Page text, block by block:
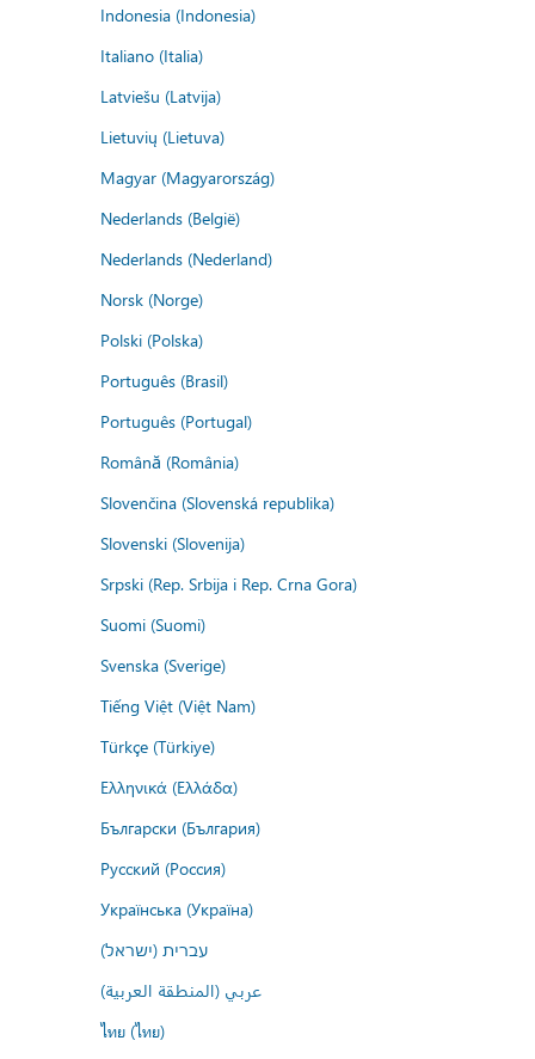
Indonesia (Indonesia)
Italiano (Italia)
Latviešu (Latvija)
Lietuvių (Lietuva)
Magyar (Magyarország)
Nederlands (België)
Nederlands (Nederland)
Norsk (Norge)
Polski (Polska)
Português (Brasil)
Português (Portugal)
Română (România)
Slovenčina (Slovenská republika)
Slovenski (Slovenija)
Srpski (Rep. Srbija i Rep. Crna Gora)
Suomi (Suomi)
Svenska (Sverige)
Tiếng Việt (Việt Nam)
Türkçe (Türkiye)
Ελληνικά (Ελλάδα)
Български (България)
Русский (Россия)
Українська (Україна)
עברית (ישראל)
عربي (المنطقة العربية)
ไทย (ไทย)